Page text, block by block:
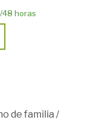
48 horas
de familia /